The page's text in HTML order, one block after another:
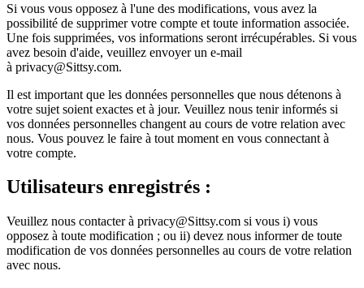
Si vous vous opposez à l'une des modifications, vous avez la
possibilité de supprimer votre compte et toute information associée.
Une fois supprimées, vos informations seront irrécupérables. Si vous
avez besoin d'aide, veuillez envoyer un e-mail
à privacy@Sittsy.com.
Il est important que les données personnelles que nous détenons à
votre sujet soient exactes et à jour. Veuillez nous tenir informés si
vos données personnelles changent au cours de votre relation avec
nous. Vous pouvez le faire à tout moment en vous connectant à
votre compte.
Utilisateurs enregistrés :
Veuillez nous contacter à privacy@Sittsy.com si vous i) vous
opposez à toute modification ; ou ii) devez nous informer de toute
modification de vos données personnelles au cours de votre relation
avec nous.